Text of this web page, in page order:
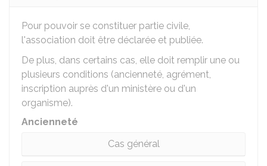
Pour pouvoir se constituer partie civile,
l'association doit être déclarée et publiée.
De plus, dans certains cas, elle doit remplir une ou
plusieurs conditions (ancienneté, agrément,
inscription auprès d'un ministère ou d'un
organisme).
Ancienneté
Cas général